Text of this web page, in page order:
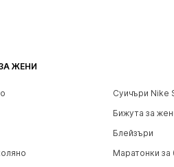
ЖЕНИ
Суичъри Nike
Бижута за
Блейзъри
Маратонки за